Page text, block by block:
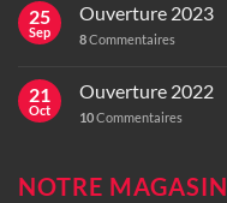
25
Sep
Ouverture 2023
8Commentaires
21
Oct
Ouverture 2022
10Commentaires
NOTRE MAGASIN